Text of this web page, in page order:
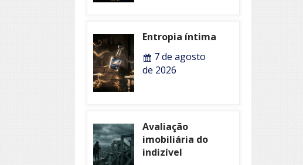
Entropia íntima
7 de agosto
de 2026
Avaliação
imobiliária do
indizível